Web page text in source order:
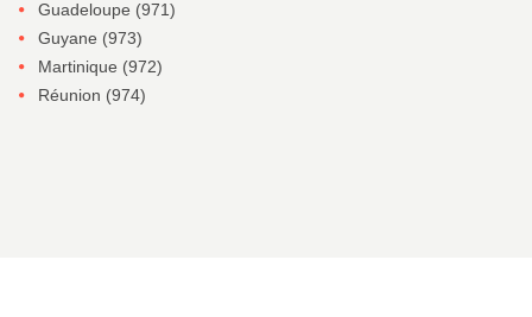
Guadeloupe (971)
Guyane (973)
Martinique (972)
Réunion (974)